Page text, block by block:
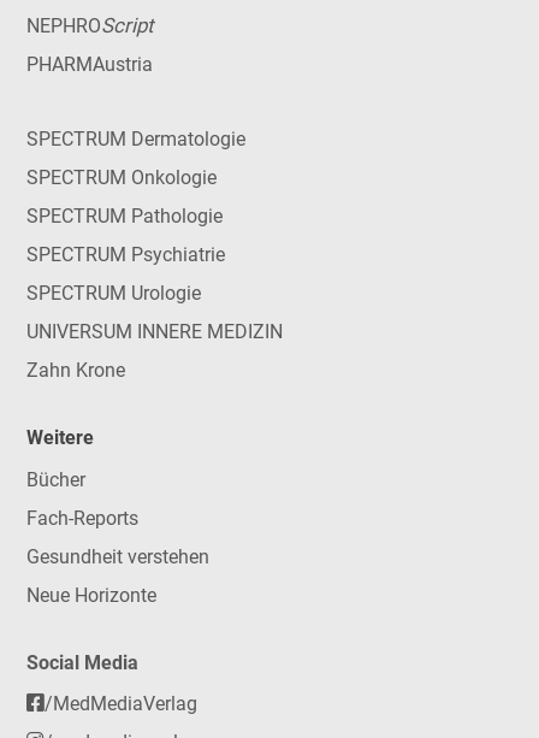
NEPHROScript
PHARMAustria
SPECTRUM Dermatologie
SPECTRUM Onkologie
SPECTRUM Pathologie
SPECTRUM Psychiatrie
SPECTRUM Urologie
UNIVERSUM INNERE MEDIZIN
Zahn Krone
Weitere
Bücher
Fach-Reports
Gesundheit verstehen
Neue Horizonte
Social Media
/MedMediaVerlag